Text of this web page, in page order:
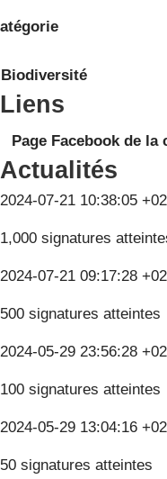
Biodiversité
Liens
Page Facebook de la
Actualités
2024-07-21 10:38:05
1,000 signatures
2024-07-21 09:17:28
500 signatures atteintes
2024-05-29 23:56:28
100 signatures atteintes
2024-05-29 13:04:16
50 signatures atteintes